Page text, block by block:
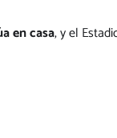
en casa, y el